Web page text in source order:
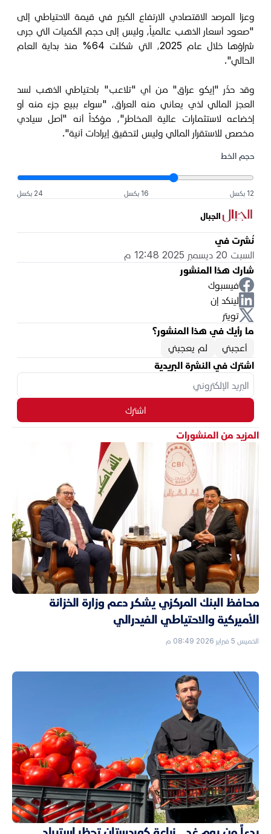
وعزا المرصد الاقتصادي الارتفاع الكبير في قيمة الاحتياطي إلى
"صعود أسعار الذهب عالمياً، وليس إلى حجم الكميات التي جرى
شراؤها خلال عام 2025، التي شكلت 64% منذ بداية العام
الحالي".
وقد حذّر "إيكو عراق" من أي "تلاعب" باحتياطي الذهب لسد
العجز المالي لذي يعاني منه العراق، "سواء ببيع جزء منه أو
إخضاعه لاستثمارات عالية المخاطر"، مؤكداً أنه "أصل سيادي
مخصص للاستقرار المالي وليس لتحقيق إيرادات آنية".
حجم الخط
12 بكسل 16 بكسل 24 بكسل
الجبال
نُشرت في
السبت 20 ديسمبر 2025 12:48 م
شارك هذا المنشور
فيسبوك
لينكد إن
تويتر
ما رأيك في هذا المنشور؟
أعجبني
لم يعجبني
اشترك في النشرة البريدية
اشترك
المزيد من المنشورات
محافظ البنك المركزي يشكر دعم وزارة الخزانة
الأميركية والاحتياطي الفيدرالي
الخميس 5 فبراير 2026 08:49 م